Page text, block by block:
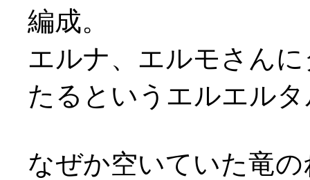
編成。
エルナ、エルモさん
たるというエルエル
なぜか空いていた竜